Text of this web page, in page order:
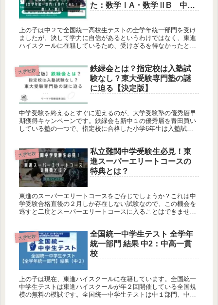
た：数学ⅠA・数学ⅡB 中高
上の子は中２で全国統一高校生テストの全学年統一部門を受け
ましたが、決して学力に自信があるというわけではなく、東進
ハイスクールに在籍しているため、受けざるを得なかったとい
のか、ご参考になれば幸いです。
大学受験
鉄緑会とは？指定校は入塾試
験なし？東大受験専門塾の謎
に迫る【決定版】
中学受験を終えるとすぐに迎えるのが、大学受験塾の優秀層早
期獲得キャンペーンです。鉄緑会も新中１の優秀層を青田買い
している塾の一つで、指定校に合格した小学6年生は入塾試験
は有名な塾です。
大学受験
私立難関中学受験生必見！東
進スーパーエリートコースの
特典とは？
東進のスーパーエリートコースをご存じでしょうか？これは中
学受験合格直後の２月しか存在しない試験なので、この機会を
逃すと二度とスーパーエリートコースに入ることはできませ
験を受けていただきたいです。
大学受験
全国統一中学生テスト 全学年
統一部門 結果 中2：中高一貫
校
上の子は現在、東進ハイスクールに在籍しています。全国統一
中学生テストは東進ハイスクールが年２回開催している全国規
模の無料の模試です。全国統一中学生テストは中１部門、中２